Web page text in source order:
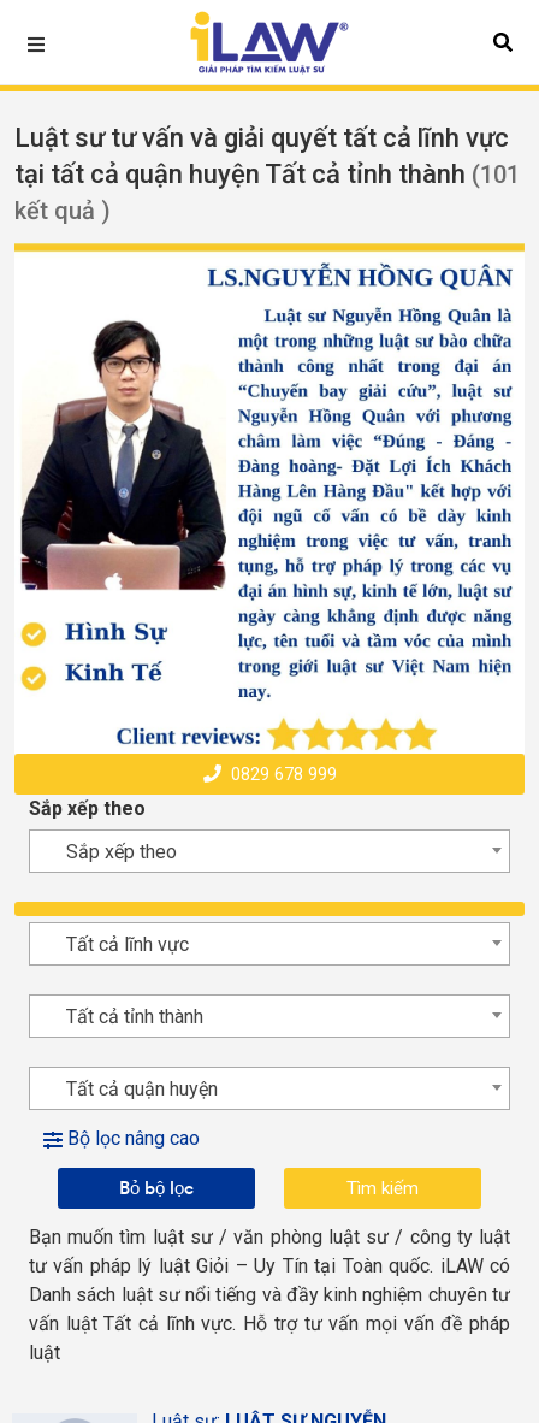
Luật sư tư vấn và giải quyết tất cả lĩnh vực
tại tất cả quận huyện Tất cả tỉnh thành (101
kết quả )
0829 678 999
Sắp xếp theo
Sắp xếp theo
Tất cả lĩnh vực
Tất cả tỉnh thành
Tất cả quận huyện
Bộ lọc nâng cao
Bỏ bộ lọc
Bạn muốn tìm luật sư / văn phòng luật sư / công ty luật
tư vấn pháp lý luật Giỏi – Uy Tín tại Toàn quốc. iLAW có
Danh sách luật sư nổi tiếng và đầy kinh nghiệm chuyên tư
vấn luật Tất cả lĩnh vực. Hỗ trợ tư vấn mọi vấn đề pháp
luật